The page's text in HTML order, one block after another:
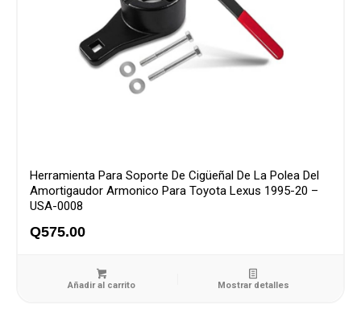
Herramienta Para Soporte De Cigüeñal De La Polea Del
Amortigaudor Armonico Para Toyota Lexus 1995-20 –
USA-0008
Q575.00
Añadir al carrito Mostrar detalles